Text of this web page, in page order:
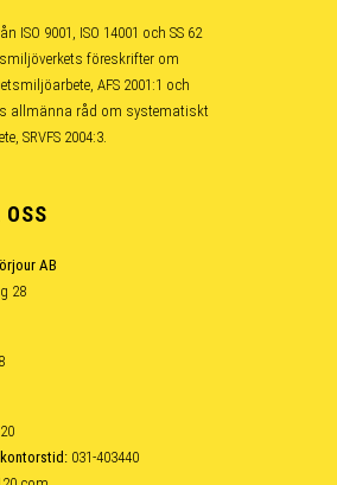
ISO 9001, ISO 14001 och SS 62
föreskrifter om
AFS 2001:1 och
allmänna råd om systematiskt
SRVFS 2004:3.
OSS
AB
28
031-403440